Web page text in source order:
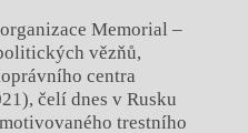
Memorial –
vězňů,
centra
čelí dnes v Rusku
trestního